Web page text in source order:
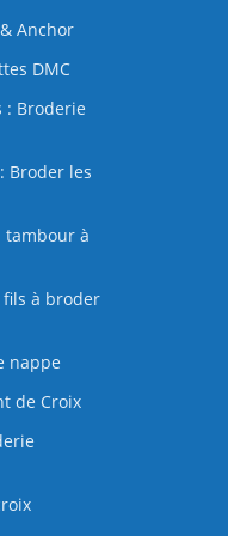
Anchor
DMC
: Broderie
Broder les
tambour à
fils à broder
nappe
de Croix